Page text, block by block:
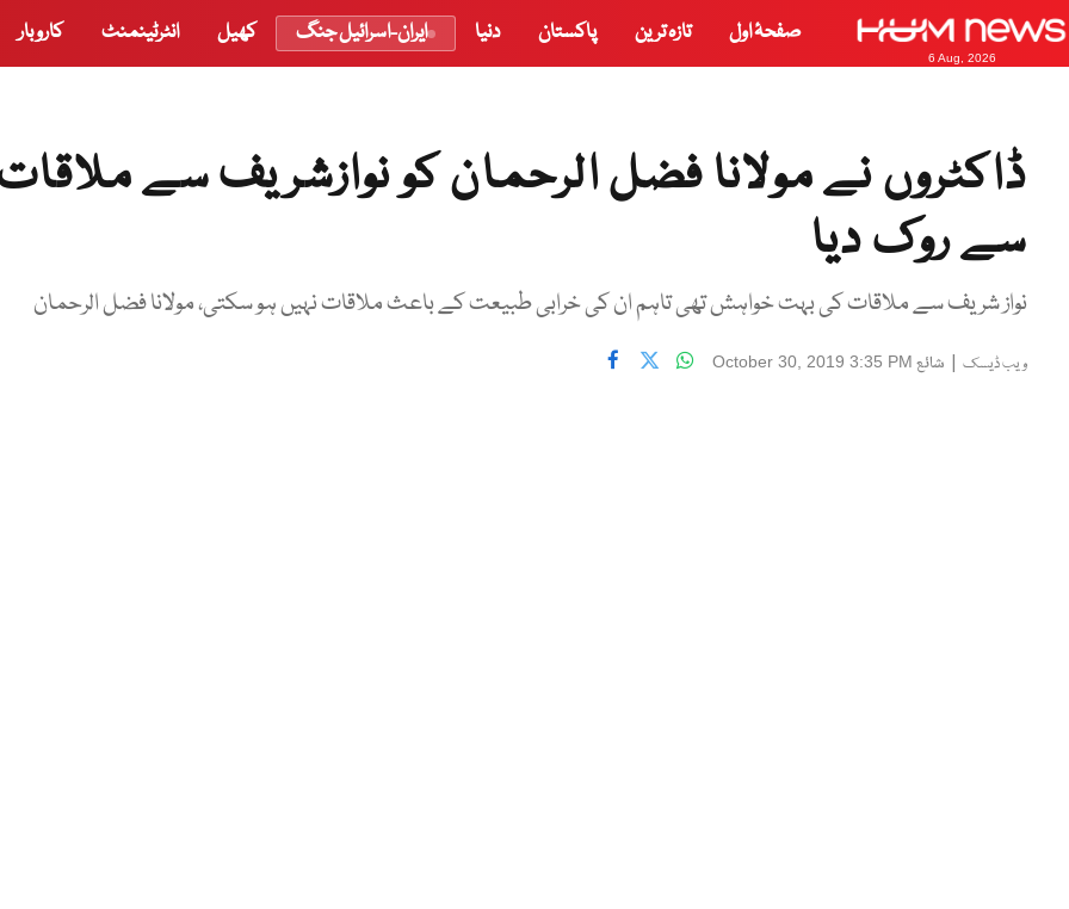
6 Aug, 2026
صفحۂ اول تازہ ترین پاکستان دنیا ایران-اسرائیل جنگ کھیل انٹرٹینمنٹ کاروبار
ڈاکٹروں نے مولانا فضل الرحمان کو نوازشریف سے
سے روک دیا
نواز شریف سے ملاقات کی بہت خواہش تھی تاہم ان کی خرابی طبیعت کے باعث ملاقات نہیں ہو سکتی، مولانا فضل الرحمان
ویب ڈیسک | شائع October 30, 2019 3:35 PM